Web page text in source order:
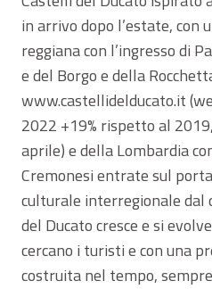
in arrivo dopo l’estate, con
reggiana con l’ingresso di
e del Borgo e della
www.castellidelducato.it
2022 +19% rispetto al
aprile) e della Lombardia
Cremonesi entrate sul
culturale interregionale dal
del Ducato cresce e si
cercano i turisti e con una
costruita nel tempo,